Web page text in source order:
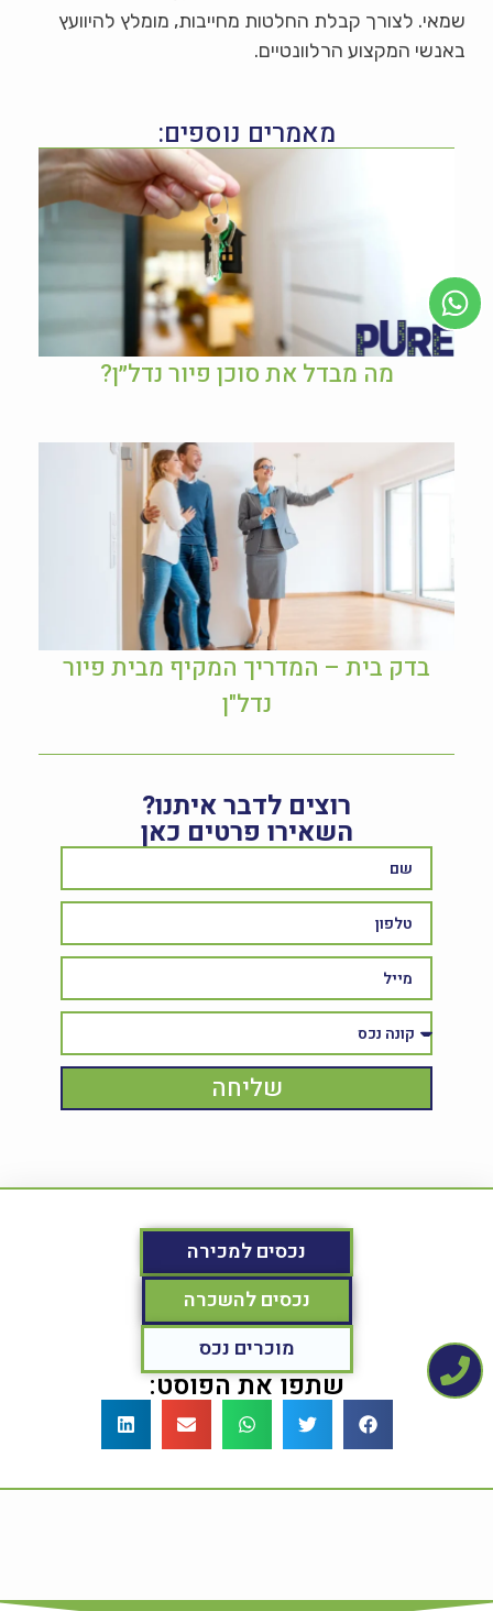
שמאי. לצורך קבלת החלטות מחייבות, מומלץ להיוועץ
באנשי המקצוע הרלוונטיים.
מאמרים נוספים:
מה מבדל את סוכן פיור נדל״ן?
בדק בית – המדריך המקיף מבית פיור
נדל"ן
רוצים לדבר איתנו?
השאירו פרטים כאן
שליחה
נכסים למכירה
נכסים להשכרה
מוכרים נכס
שתפו את הפוסט: